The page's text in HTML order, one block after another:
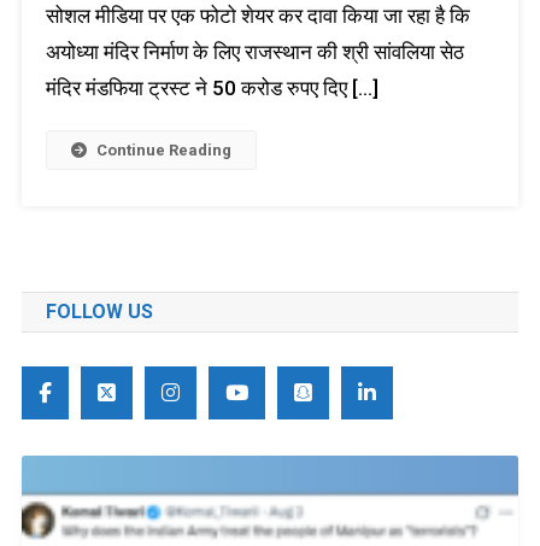
सोशल मीडिया पर एक फोटो शेयर कर दावा किया जा रहा है कि
अयोध्या मंदिर निर्माण के लिए राजस्थान की श्री सांवलिया सेठ
मंदिर मंडफिया ट्रस्ट ने 50 करोड रुपए दिए […]
Continue Reading
FOLLOW US